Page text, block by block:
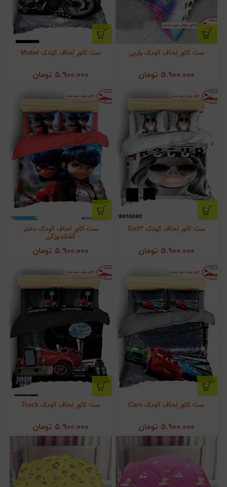
ست کاور لحاف کودک باربی
5.900.000 تومان
ست کاور لحاف کودک Motor
5.900.000 تومان
ست کاور لحاف کودک Girl2
5.900.000 تومان
ست کاور لحاف کودک دختر
کفشدوزکی
5.900.000 تومان
ست کاور لحاف کودک Cars
5.900.000 تومان
ست کاور لحاف کودک Truck
5.900.000 تومان